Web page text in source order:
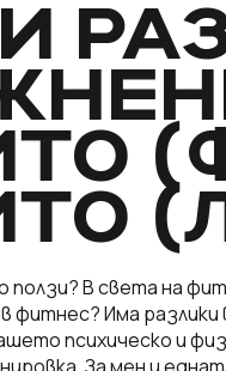
ползи? В света на
фитнес? Има
психическо и